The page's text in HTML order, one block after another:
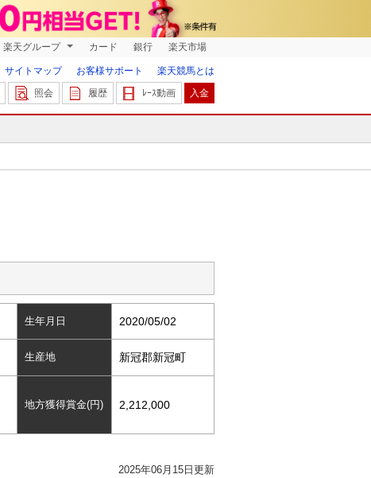
楽天グループ カード 銀行 楽天市場
サイトマップ お客様サポート
楽天競馬とは
照会 履歴 ﾚｰｽ動画 入金
生年月日 2020/05/02
生産地 新冠郡新冠町
地方獲得賞金(円) 2,212,000
2025年06月15日更新